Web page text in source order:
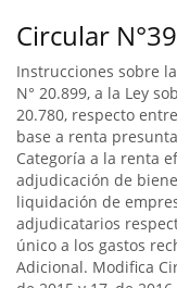
Circular
Instrucciones sobre
N° 20.899, a la Ley
20.780, respecto
base a renta
Categoría a la renta
adjudicación de
liquidación de
adjudicatarios
único a los gastos
Adicional. Modifica